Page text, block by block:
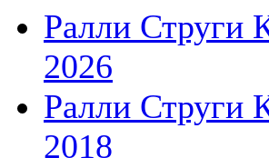
Ралли Струги
2026
Ралли Струги
2018